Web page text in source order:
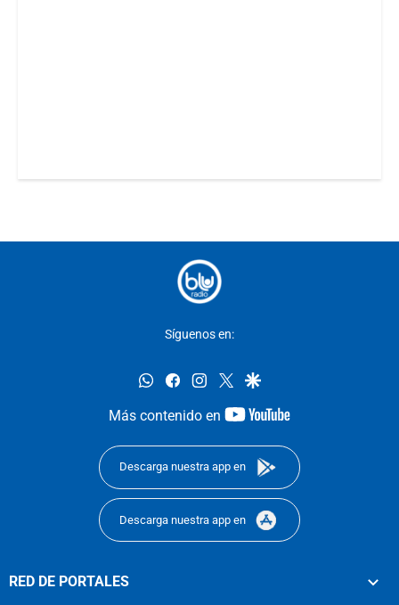
Síguenos en:
whatsappfacebookinstagram
twittergoogle
Más contenido en
youtube-
Descarga nuestra app en
Descarga nuestra app en
RED DE PORTALES